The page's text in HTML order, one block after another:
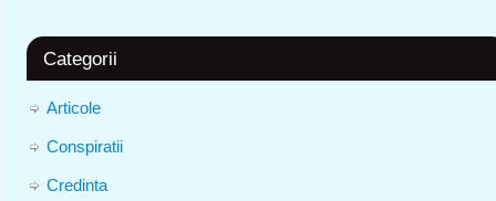
Categorii
Articole
Conspiratii
Credinta